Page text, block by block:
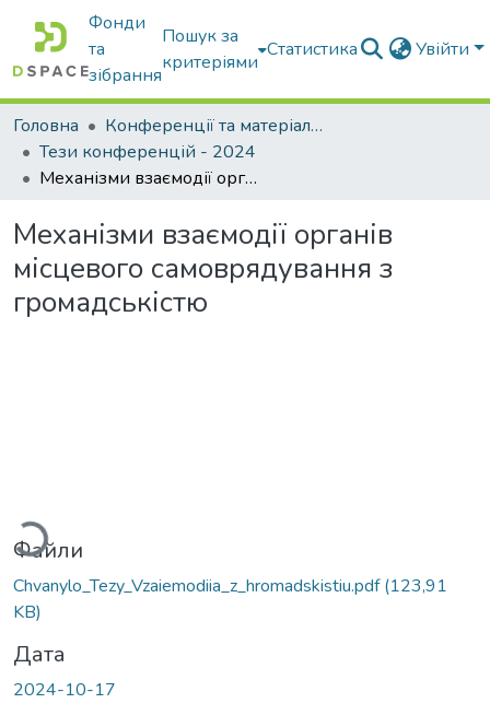
Фонди
та
зібрання
Пошук за
критеріями
Статистика Увійти
Головна
Конференції та матеріали конференцій
Тези конференцій - 2024
Механізми взаємодії органів місцевого самоврядування з громадськістю
Механізми взаємодії органів
місцевого самоврядування з
громадськістю
Файли
Chvanylo_Tezy_Vzaiemodiia_z_hromadskistiu.pdf(123,91
KB)
Дата
2024-10-17